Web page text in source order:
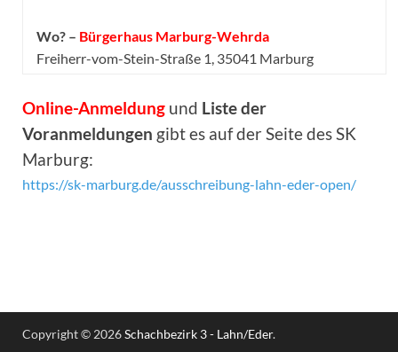
Wo? – Bürgerhaus Marburg-Wehrda
Freiherr-vom-Stein-Straße 1, 35041 Marburg
Online-Anmeldung und Liste der
Voranmeldungen gibt es auf der Seite des SK
Marburg:
https://sk-marburg.de/ausschreibung-lahn-eder-open/
Copyright © 2026Schachbezirk 3 - Lahn/Eder.